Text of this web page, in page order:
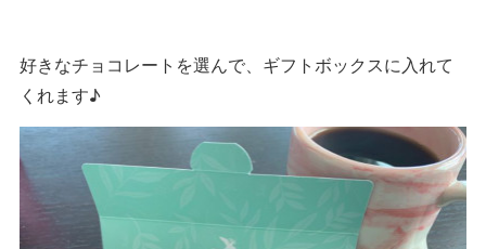
好きなチョコレートを選んで、ギフトボックスに入れて
くれます♪